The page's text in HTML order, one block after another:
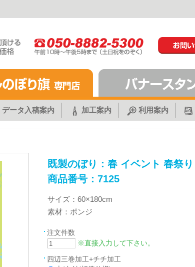
データ入稿案内 加工案内 利用案内
既製のぼり：春 イベント 春祭り
商品番号：7125
サイズ：60×180cm
素材：ポンジ
注文件数
※直接入力して下さい。
四辺三巻加工+チチ加工